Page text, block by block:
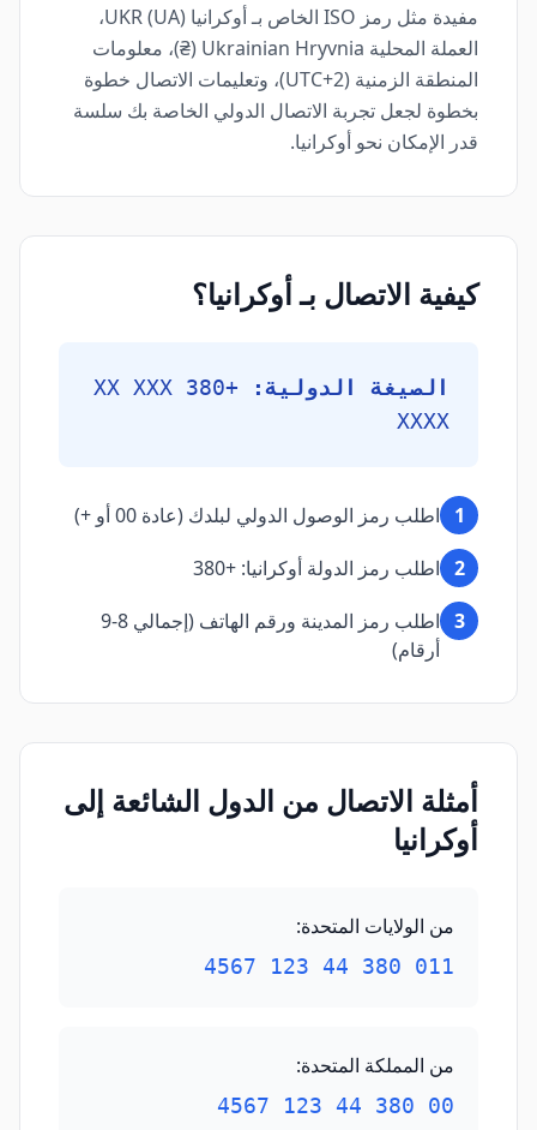
مفيدة مثل رمز ISO الخاص بـ أوكرانيا (UA) UKR،
العملة المحلية Ukrainian Hryvnia (₴)، معلومات
المنطقة الزمنية (UTC+2)، وتعليمات الاتصال خطوة
بخطوة لجعل تجربة الاتصال الدولي الخاصة بك سلسة
قدر الإمكان نحو أوكرانيا.
كيفية الاتصال بـ أوكرانيا؟
الصيغة الدولية:
+380 XX XXX
XXXX
1
اطلب رمز الوصول الدولي لبلدك (عادة 00 أو +)
2 اطلب رمز الدولة أوكرانيا: +380
3
اطلب رمز المدينة ورقم الهاتف (إجمالي 8-9
أرقام)
أمثلة الاتصال من الدول الشائعة إلى
أوكرانيا
من الولايات المتحدة:
011 380 44 123 4567
من المملكة المتحدة:
00 380 44 123 4567